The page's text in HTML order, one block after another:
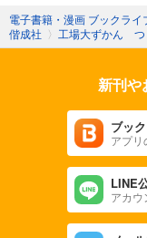
電子書籍・漫画 ブックライ
偕成社 〉 工場大ずかん つ
新刊や
ブッ
アプリ
LINE
アカウ